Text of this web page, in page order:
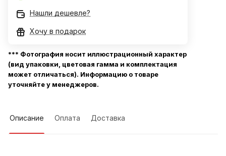
Нашли дешевле?
Хочу в подарок
*** Фотография носит иллюстрационный характер
(вид упаковки, цветовая гамма и комплектация
может отличаться). Информацию о товаре
уточняйте у менеджеров.
Описание Оплата Доставка